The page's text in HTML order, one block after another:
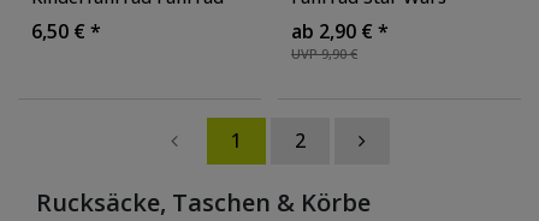
Korb Zubehör Fronkorb
Radkorb Lenkerkorb
6,50 € *
Minions Lenkerschild
UVP 9,90 €
ab 2,90 € *
1 2
Rucksäcke, Taschen & Körbe